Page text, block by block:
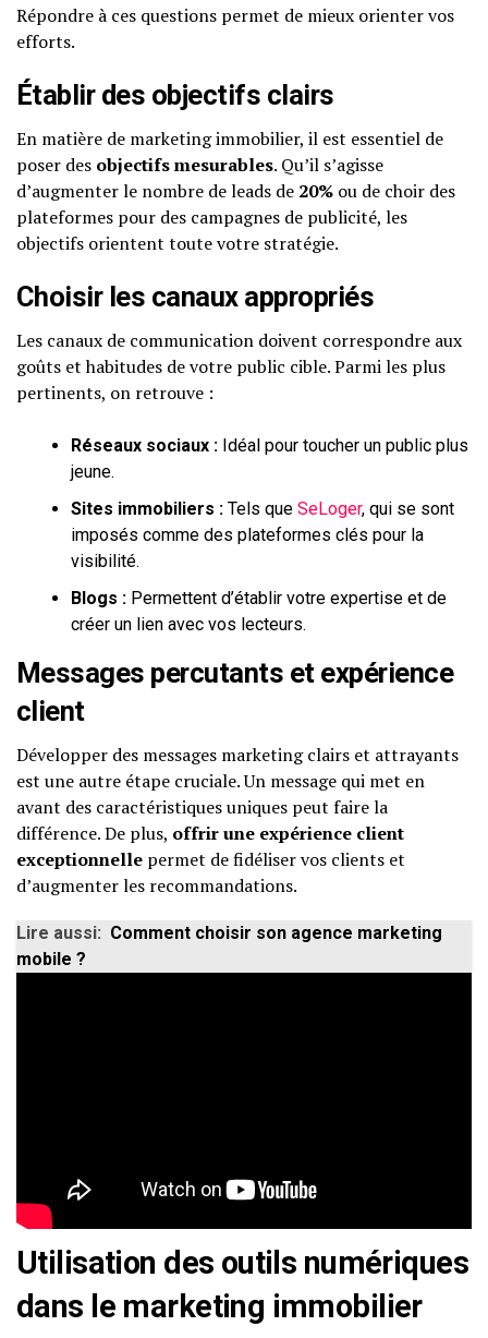
Répondre à ces questions permet de mieux orienter vos
efforts.
Établir des objectifs clairs
En matière de marketing immobilier, il est essentiel de
poser des objectifs mesurables. Qu’il s’agisse
d’augmenter le nombre de leads de 20% ou de choir des
plateformes pour des campagnes de publicité, les
objectifs orientent toute votre stratégie.
Choisir les canaux appropriés
Les canaux de communication doivent correspondre aux
goûts et habitudes de votre public cible. Parmi les plus
pertinents, on retrouve :
Réseaux sociaux : Idéal pour toucher un public plus
jeune.
Sites immobiliers : Tels que SeLoger, qui se sont
imposés comme des plateformes clés pour la
visibilité.
Blogs : Permettent d’établir votre expertise et de
créer un lien avec vos lecteurs.
Messages percutants et expérience
client
Développer des messages marketing clairs et attrayants
est une autre étape cruciale. Un message qui met en
avant des caractéristiques uniques peut faire la
différence. De plus, offrir une expérience client
exceptionnelle permet de fidéliser vos clients et
d’augmenter les recommandations.
Lire aussi: Comment choisir son agence marketing
mobile ?
Utilisation des outils numériques
dans le marketing immobilier